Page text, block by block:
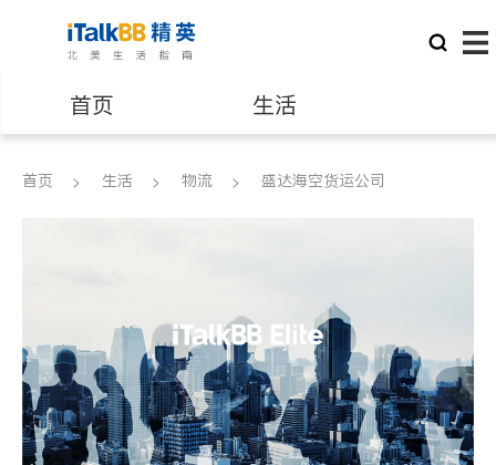
首页 生活
医生 律师
养老 非盈利组织
首页 生活 物流 盛达海空货运公司